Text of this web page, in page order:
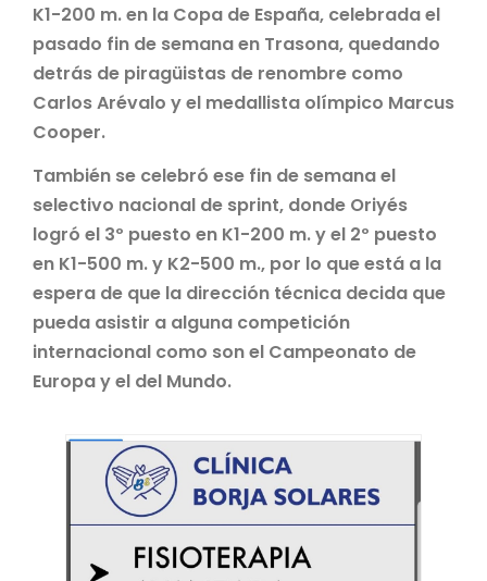
K1-200 m. en la Copa de España, celebrada el
pasado fin de semana en Trasona, quedando
detrás de piragüistas de renombre como
Carlos Arévalo y el medallista olímpico Marcus
Cooper.
También se celebró ese fin de semana el
selectivo nacional de sprint, donde Oriyés
logró el 3º puesto en K1-200 m. y el 2º puesto
en K1-500 m. y K2-500 m., por lo que está a la
espera de que la dirección técnica decida que
pueda asistir a alguna competición
internacional como son el Campeonato de
Europa y el del Mundo.